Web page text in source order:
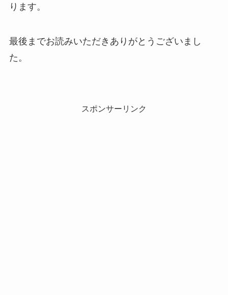
ります。
最後までお読みいただきありがとうございまし
た。
スポンサーリンク